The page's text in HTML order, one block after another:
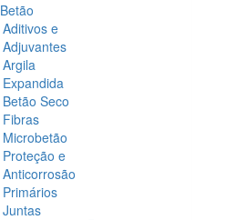
Betão
Aditivos e
Adjuvantes
Argila
Expandida
Betão Seco
Fibras
Microbetão
Proteção e
Anticorrosão
Primários
Juntas